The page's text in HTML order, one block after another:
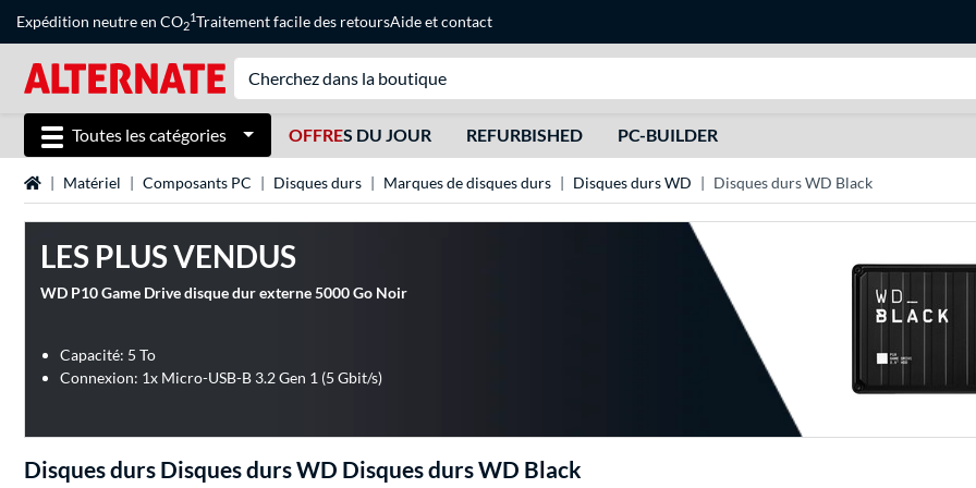
Expédition neutre en CO2
1Traitement facile des retoursAideetcontact
Toutes les catégories OFFRES DU JOUR REFURBISHED PC-BUILDER
Page d'accueil
Matériel Composants PC Disques durs Marques de disques durs Disques durs WD Disques durs WD Black
LES PLUS VENDUS
WD P10 Game Drive disque dur externe 5000 Go Noir
Capacité: 5 To
Connexion: 1x Micro-USB-B 3.2 Gen 1 (5 Gbit/s)
Disques durs Disques durs WD Disques durs WD Black